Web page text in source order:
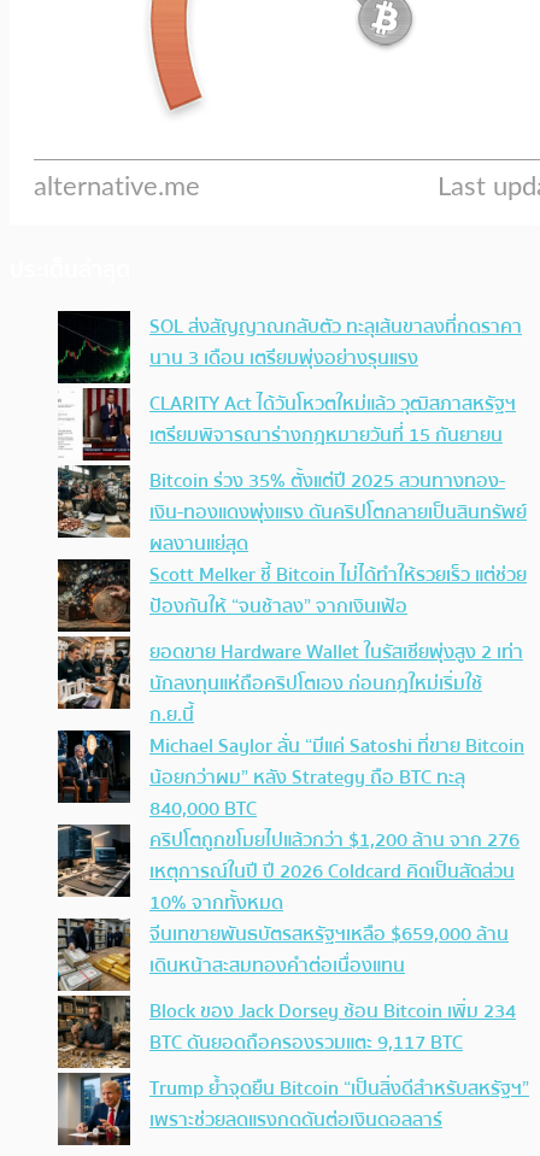
SOL ส่งสัญญาณกลับตัว ทะลุเส้นขาลงที่กดราคา
นาน 3 เดือน เตรียมพุ่งอย่างรุนแรง
CLARITY Act ได้วันโหวตใหม่แล้ว วุฒิสภาสหรัฐฯ
เตรียมพิจารณาร่างกฎหมายวันที่ 15 กันยายน
Bitcoin ร่วง 35% ตั้งแต่ปี 2025 สวนทางทอง-
เงิน-ทองแดงพุ่งแรง ดันคริปโตกลายเป็นสินทรัพย์
ผลงานแย่สุด
Scott Melker ชี้ Bitcoin ไม่ได้ทำให้รวยเร็ว แต่ช่วย
ป้องกันให้ “จนช้าลง” จากเงินเฟ้อ
ยอดขาย Hardware Wallet ในรัสเซียพุ่งสูง 2 เท่า
นักลงทุนแห่ถือคริปโตเอง ก่อนกฎใหม่เริ่มใช้
ก.ย.นี้
Michael Saylor ลั่น “มีแค่ Satoshi ที่ขาย Bitcoin
น้อยกว่าผม” หลัง Strategy ถือ BTC ทะลุ
840,000 BTC
คริปโตถูกขโมยไปแล้วกว่า $1,200 ล้าน จาก 276
เหตุการณ์ในปี ปี 2026 Coldcard คิดเป็นสัดส่วน
10% จากทั้งหมด
จีนเทขายพันธบัตรสหรัฐฯเหลือ $659,000 ล้าน
เดินหน้าสะสมทองคำต่อเนื่องแทน
Block ของ Jack Dorsey ช้อน Bitcoin เพิ่ม 234
BTC ดันยอดถือครองรวมแตะ 9,117 BTC
Trump ย้ำจุดยืน Bitcoin “เป็นสิ่งดีสำหรับสหรัฐฯ”
เพราะช่วยลดแรงกดดันต่อเงินดอลลาร์